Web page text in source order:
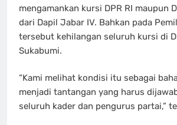
mengamankan kursi DPR RI maupun
dari Dapil Jabar IV. Bahkan pada
tersebut kehilangan seluruh kursi di
Sukabumi.
“Kami melihat kondisi itu sebagai
menjadi tantangan yang harus
seluruh kader dan pengurus partai,”